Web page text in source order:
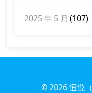
2025 年 5 月 (107)
© 2026恒悦